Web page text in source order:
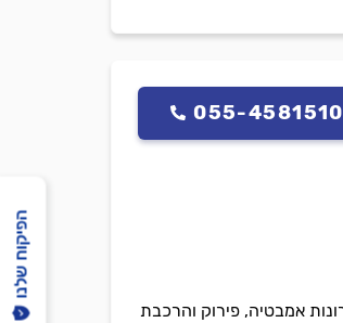
055-4581510
אמבטיה, פירוק והרכבת
הפיקוח שלנו